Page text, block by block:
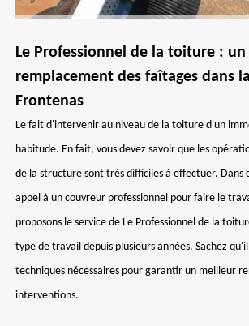
Le Professionnel de la toiture :
remplacement des faîtages dans
Frontenas
Le fait d'intervenir au niveau de la toiture d'un
habitude. En fait, vous devez savoir que les
de la structure sont très difficiles à effectuer. Dans
appel à un couvreur professionnel pour faire le
proposons le service de Le Professionnel de la
type de travail depuis plusieurs années. Sachez
techniques nécessaires pour garantir un meilleur
interventions.